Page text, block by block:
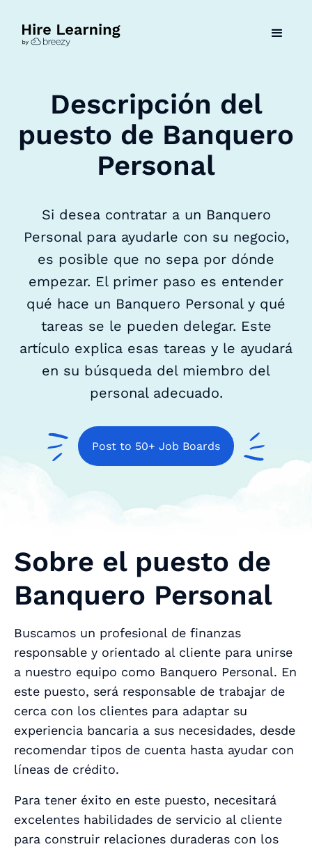
Descripción del
puesto de Banquero
Personal
Si desea contratar a un Banquero
Personal para ayudarle con su negocio,
es posible que no sepa por dónde
empezar. El primer paso es entender
qué hace un Banquero Personal y qué
tareas se le pueden delegar. Este
artículo explica esas tareas y le ayudará
en su búsqueda del miembro del
personal adecuado.
Post to 50+ Job Boards
Sobre el puesto de
Banquero Personal
Buscamos un profesional de finanzas
responsable y orientado al cliente para unirse
a nuestro equipo como Banquero Personal. En
este puesto, será responsable de trabajar de
cerca con los clientes para adaptar su
experiencia bancaria a sus necesidades, desde
recomendar tipos de cuenta hasta ayudar con
líneas de crédito.
Para tener éxito en este puesto, necesitará
excelentes habilidades de servicio al cliente
para construir relaciones duraderas con los